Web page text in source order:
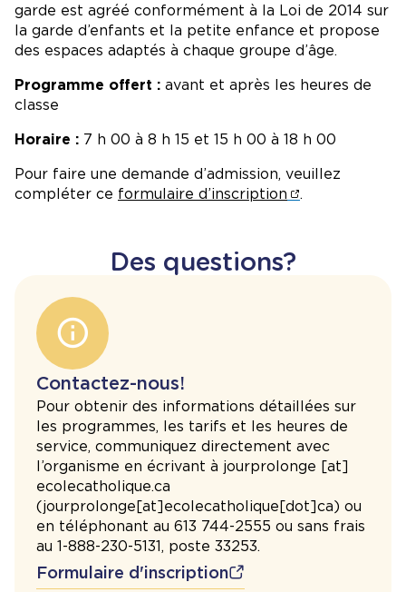
garde est agréé conformément à la Loi de 2014 sur
la garde d’enfants et la petite enfance et propose
des espaces adaptés à chaque groupe d’âge.
Programme offert : avant et après les heures de
classe
Horaire : 7 h 00 à 8 h 15 et 15 h 00 à 18 h 00
Pour faire une demande d’admission, veuillez
compléter ce formulaire d’inscription .
Des questions?
Contactez-nous!
Pour obtenir des informations détaillées sur
les programmes, les tarifs et les heures de
service, communiquez directement avec
l’organisme en écrivant à jourprolonge [at]
ecolecatholique.ca
(jourprolonge[at]ecolecatholique[dot]ca) ou
en téléphonant au 613 744-2555 ou sans frais
au 1-888-230-5131, poste 33253.
Formulaire d'inscription